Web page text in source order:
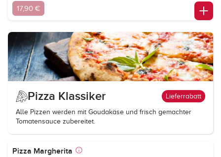
17,90 €
Pizza Klassiker Lieferrabatt
Alle Pizzen werden mit Goudakäse und frisch gemachter
Tomatensauce zubereitet.
Pizza Margherita